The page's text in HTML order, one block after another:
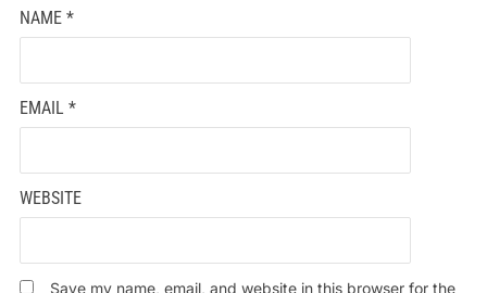
NAME *
EMAIL *
WEBSITE
Save my name, email, and website in this browser for the